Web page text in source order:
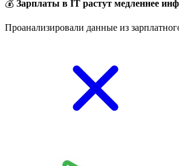
💰 Зарплаты в IT растут медленнее
Проанализировали данные из